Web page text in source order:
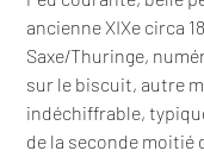
ancienne XIXe circa
Saxe/Thuringe,
sur le biscuit, autre
indéchiffrable,
de la seconde moitié